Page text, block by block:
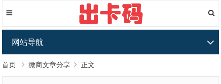
网站导航
首页 微商文章分享 正文